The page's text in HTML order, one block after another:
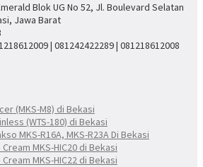
Blok UG No 52, Jl. Boulevard Selatan
Jawa Barat
| 081242422289 | 081218612008
(MKS-M8) di Bekasi
(WTS-180) di Bekasi
MKS-R16A, MKS-R23A Di Bekasi
MKS-HIC20 di Bekasi
MKS-HIC22 di Bekasi